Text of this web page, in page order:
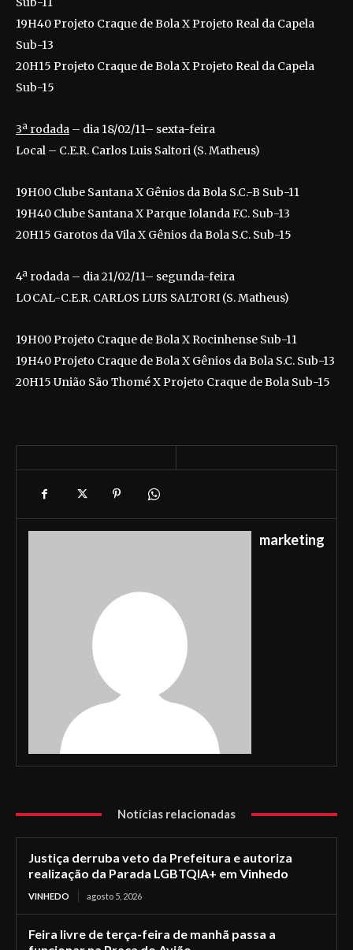
19H40 Projeto Craque de Bola X Projeto Real da Capela
Sub-13
20H15 Projeto Craque de Bola X Projeto Real da Capela
Sub-15
3ª rodada – dia 18/02/11– sexta-feira
Local – C.E.R. Carlos Luis Saltori (S. Matheus)
19H00 Clube Santana X Gênios da Bola S.C.-B Sub-11
19H40 Clube Santana X Parque Iolanda F.C. Sub-13
20H15 Garotos da Vila X Gênios da Bola S.C. Sub-15
4ª rodada – dia 21/02/11– segunda-feira
LOCAL-C.E.R. CARLOS LUIS SALTORI (S. Matheus)
19H00 Projeto Craque de Bola X Rocinhense Sub-11
19H40 Projeto Craque de Bola X Gênios da Bola S.C. Sub-13
20H15 União São Thomé X Projeto Craque de Bola Sub-15
marketing
Notícias relacionadas
Justiça derruba veto da Prefeitura e autoriza
realização da Parada LGBTQIA+ em Vinhedo
VINHEDO agosto 5, 2026
Feira livre de terça-feira de manhã passa a